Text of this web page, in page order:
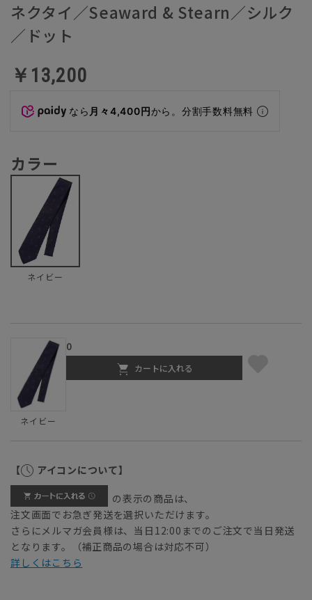
ネクタイ／Seaward & Stearn／シルク
／ドット
￥13,200
なら 月々4,400円から。分割手数料無料
カラー
ネイビー
ネイビー
0
カートに入れる
【 アイコンについて】
の表示の商品は、
注文画面でお急ぎ発送を選択いただけます。
さらにメルマガ会員様は、当日12:00までのご注文で当日発送
となります。（補正商品の場合は対応不可）
詳しくはこちら